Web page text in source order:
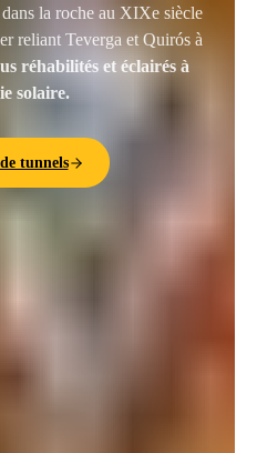
la roche au XIXe siècle
reliant Teverga et Quirós à
réhabilités et éclairés à
solaire.
tunnels